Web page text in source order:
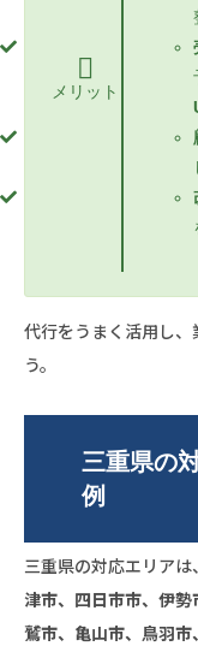
メリット
代行をうまく活用し
う。
三重県の
例
三重県の対応エリアは、
津市、四日市市、伊
鷲市、亀山市、鳥羽